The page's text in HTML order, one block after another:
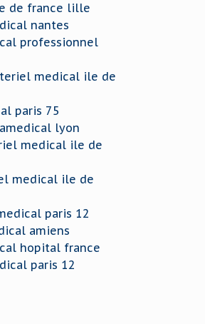
de france lille
nantes
professionnel
medical ile de
paris 75
lyon
medical ile de
medical ile de
paris 12
amiens
hopital france
paris 12